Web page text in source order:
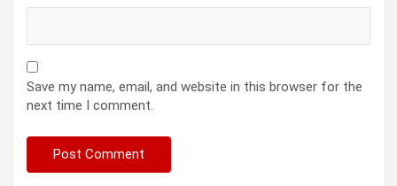
Save my name, email, and website in this browser for the
next time I comment.